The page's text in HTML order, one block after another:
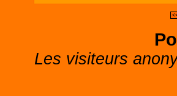
Les visiteurs